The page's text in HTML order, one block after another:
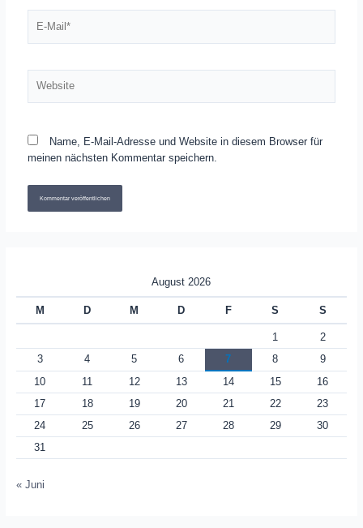
Mail*
Name, E-Mail-Adresse und Website in diesem Browser für
meinen nächsten Kommentar speichern.
August 2026
M D M D F S S
1
2
3
4 5 6 7 8
9
10
11 12 13 14 15
16
17
18 19 20 21 22
23
24
25 26 27 28 29
30
31
« Juni